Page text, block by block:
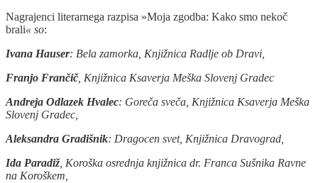
Nagrajenci literarnega razpisa »Moja zgodba: Kako smo nekoč
brali« so:
Ivana Hauser: Bela zamorka, Knjižnica Radlje ob Dravi,
Franjo Frančič, Knjižnica Ksaverja Meška Slovenj Gradec
Andreja Odlazek Hvalec: Goreča sveča, Knjižnica Ksaverja Meška
Slovenj Gradec,
Aleksandra Gradišnik: Dragocen svet, Knjižnica Dravograd,
Ida Paradiž, Koroška osrednja knjižnica dr. Franca Sušnika Ravne
na Koroškem,